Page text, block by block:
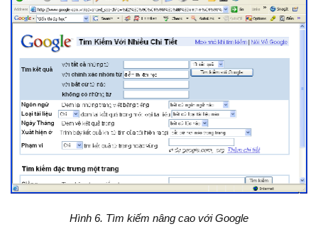
Hình 6. Tìm kiếm nâng cao với Google